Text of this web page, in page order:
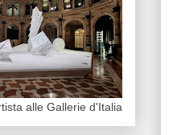
alle Gallerie d'Italia